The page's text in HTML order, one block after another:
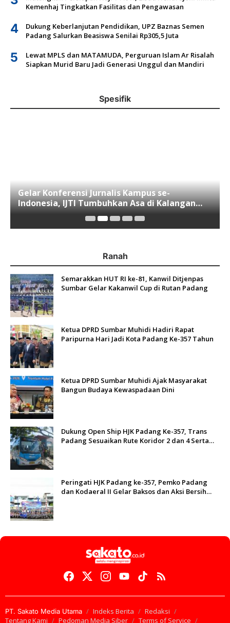
Kemenhaj Tingkatkan Fasilitas dan Pengawasan
4
Dukung Keberlanjutan Pendidikan, UPZ Baznas Semen
Padang Salurkan Beasiswa Senilai Rp305,5 Juta
5
Lewat MPLS dan MATAMUDA, Perguruan Islam Ar Risalah
Siapkan Murid Baru Jadi Generasi Unggul dan Mandiri
Spesifik
Gelar Konferensi Jurnalis Kampus se-
Indonesia, IJTI Tumbuhkan Asa di Kalangan
Jurnalis Muda di Era Disruspi Digital
Ranah
Semarakkan HUT RI ke-81, Kanwil Ditjenpas
Sumbar Gelar Kakanwil Cup di Rutan Padang
Ketua DPRD Sumbar Muhidi Hadiri Rapat
Paripurna Hari Jadi Kota Padang Ke-357 Tahun
Ketua DPRD Sumbar Muhidi Ajak Masyarakat
Bangun Budaya Kewaspadaan Dini
Dukung Open Ship HJK Padang Ke-357, Trans
Padang Sesuaikan Rute Koridor 2 dan 4 Serta
Peringati HJK Padang ke-357, Pemko Padang
dan Kodaeral II Gelar Baksos dan Aksi Bersih
PT. Sakato Media Utama Indeks Berita
Redaksi
Tentang Kami
Pedoman Media Siber Terms of Service